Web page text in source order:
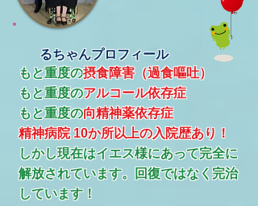
るちゃんプロフィール
もと重度の摂食障害（過食嘔吐）
もと重度のアルコール依存症
​もと重度の向精神薬依存症
精神病院 10か所以上の入院歴あり！
​しかし現在はイエス様にあって完全に
解放されています。回復ではなく完治
しています！